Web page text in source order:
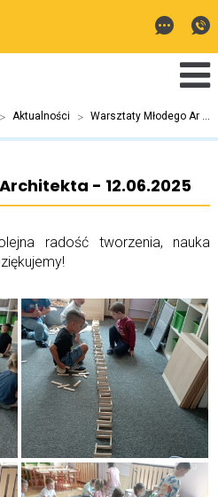
> Aktualności > Warsztaty Młodego Ar ...
- 12.06.2025
radość tworzenia, nauka